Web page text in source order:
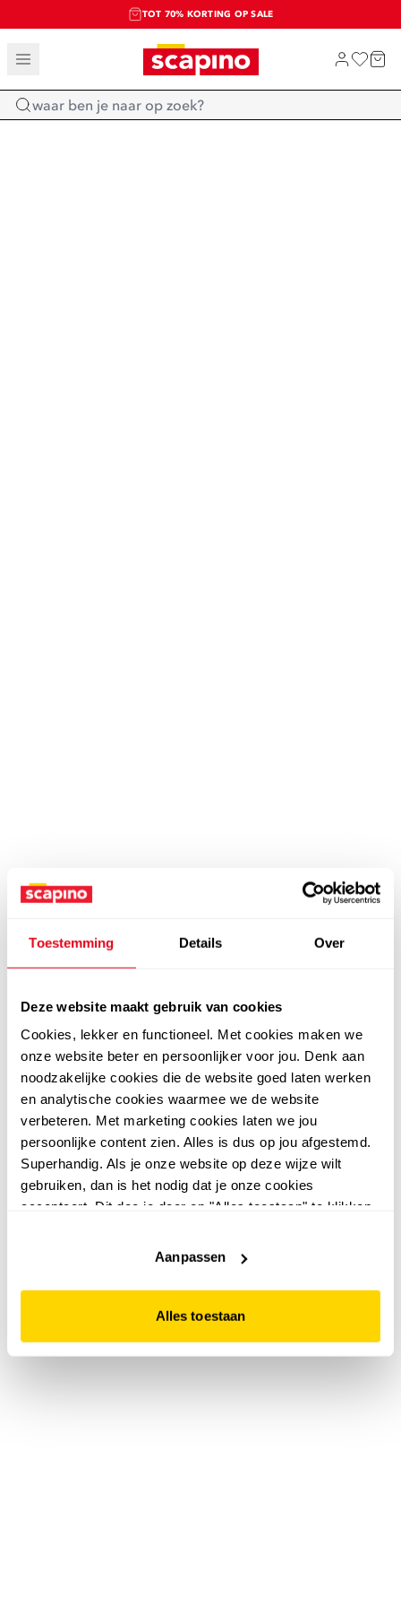
Toestemming Details Over
Deze website maakt gebruik van cookies
Cookies, lekker en functioneel. Met cookies maken we
onze website beter en persoonlijker voor jou. Denk aan
noodzakelijke cookies die de website goed laten werken
en analytische cookies waarmee we de website
verbeteren. Met marketing cookies laten we jou
persoonlijke content zien. Alles is dus op jou afgestemd.
Superhandig. Als je onze website op deze wijze wilt
gebruiken, dan is het nodig dat je onze cookies
accepteert. Dit doe je door op "Alles toestaan" te klikken.
website niet optimaal functioneert.
Aanpassen
Alles toestaan
TOT 70% KORTING OP SALE
SALE: LAATSTE KANS!
SHOP NIEUW
Home